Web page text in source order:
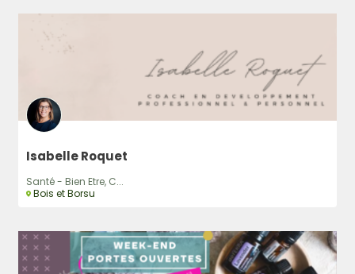
Isabelle Roquet
Santé - Bien Etre, C...
Bois et Borsu